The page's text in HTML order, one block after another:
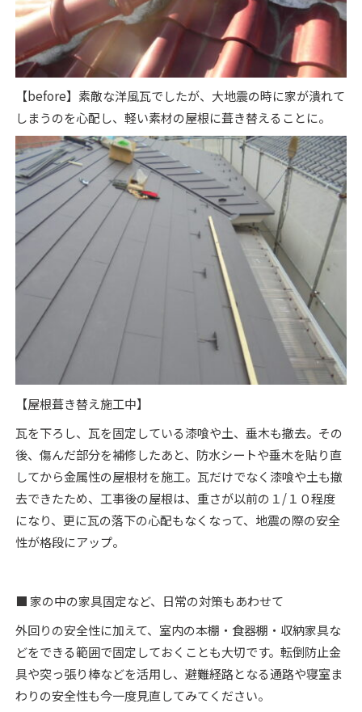
【before】素敵な洋風瓦でしたが、大地震の時に家が潰れて
しまうのを心配し、軽い素材の屋根に葺き替えることに。
【屋根葺き替え施工中】
瓦を下ろし、瓦を固定している漆喰や土、垂木も撤去。その
後、傷んだ部分を補修したあと、防水シートや垂木を貼り直
してから金属性の屋根材を施工。瓦だけでなく漆喰や土も撤
去できたため、工事後の屋根は、重さが以前の１/１０程度
になり、更に瓦の落下の心配もなくなって、地震の際の安全
性が格段にアップ。
■ 家の中の家具固定など、日常の対策もあわせて
外回りの安全性に加えて、 室内の本棚・食器棚・収納家具な
どをできる範囲で固定しておくことも大切です。転倒防止金
具や突っ張り棒などを活用し、避難経路となる通路や寝室ま
わりの安全性も今一度見直してみてください。